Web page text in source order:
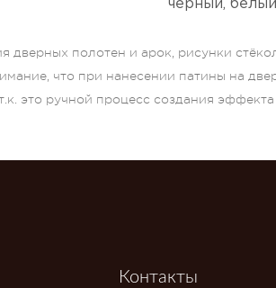
черный,
полотен и арок, рисунки
что при нанесении патины на
это ручной процесс создания
Контакты